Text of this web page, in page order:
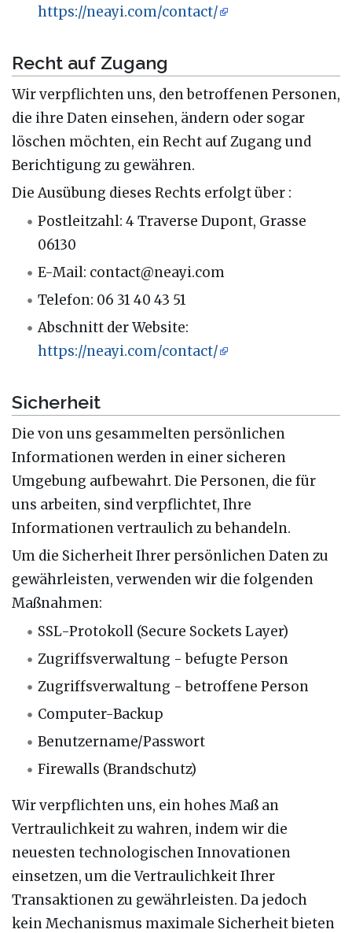
https://neayi.com/contact/
Recht auf Zugang
Wir verpflichten uns, den betroffenen Personen,
die ihre Daten einsehen, ändern oder sogar
löschen möchten, ein Recht auf Zugang und
Berichtigung zu gewähren.
Die Ausübung dieses Rechts erfolgt über :
Postleitzahl: 4 Traverse Dupont, Grasse
06130
E-Mail: contact@neayi.com
Telefon: 06 31 40 43 51
Abschnitt der Website:
https://neayi.com/contact/
Sicherheit
Die von uns gesammelten persönlichen
Informationen werden in einer sicheren
Umgebung aufbewahrt. Die Personen, die für
uns arbeiten, sind verpflichtet, Ihre
Informationen vertraulich zu behandeln.
Um die Sicherheit Ihrer persönlichen Daten zu
gewährleisten, verwenden wir die folgenden
Maßnahmen:
SSL-Protokoll (Secure Sockets Layer)
Zugriffsverwaltung - befugte Person
Zugriffsverwaltung - betroffene Person
Computer-Backup
Benutzername/Passwort
Firewalls (Brandschutz)
Wir verpflichten uns, ein hohes Maß an
Vertraulichkeit zu wahren, indem wir die
neuesten technologischen Innovationen
einsetzen, um die Vertraulichkeit Ihrer
Transaktionen zu gewährleisten. Da jedoch
kein Mechanismus maximale Sicherheit bieten